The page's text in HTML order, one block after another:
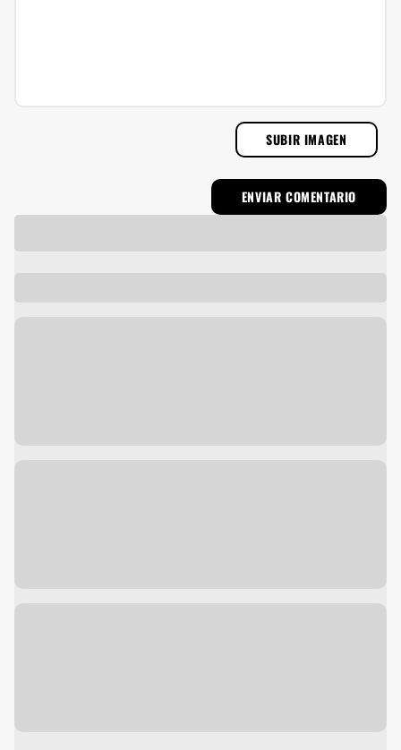
SUBIR IMAGEN